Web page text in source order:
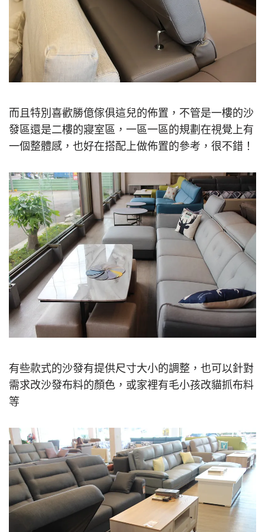
而且特別喜歡勝億傢俱這兒的佈置，不管是一樓的沙
發區還是二樓的寢室區，一區一區的規劃在視覺上有
一個整體感，也好在搭配上做佈置的參考，很不錯！
有些款式的沙發有提供尺寸大小的調整，也可以針對
需求改沙發布料的顏色，或家裡有毛小孩改貓抓布料
等